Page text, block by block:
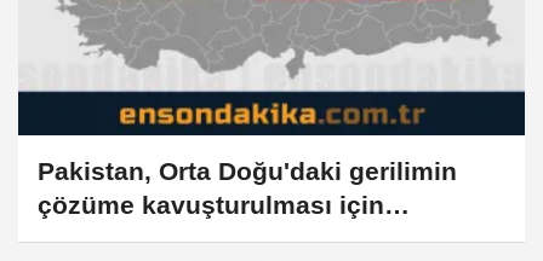
Pakistan, Orta Doğu'daki gerilimin
çözüme kavuşturulması için
diplomatik çabaları destekliyor